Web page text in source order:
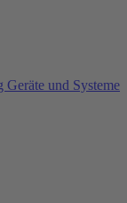
und Systeme